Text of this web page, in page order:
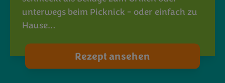
unterwegs beim Picknick - oder einfach zu
Hause…
Rezept ansehen